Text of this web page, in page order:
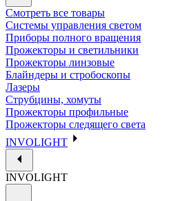
Смотреть все товары
Системы управления светом
Приборы полного вращения
Прожекторы и светильники
Прожекторы линзовые
Блайндеры и стробоскопы
Лазеры
Струбцины, хомуты
Прожекторы профильные
Прожекторы следящего света
INVOLIGHT
INVOLIGHT